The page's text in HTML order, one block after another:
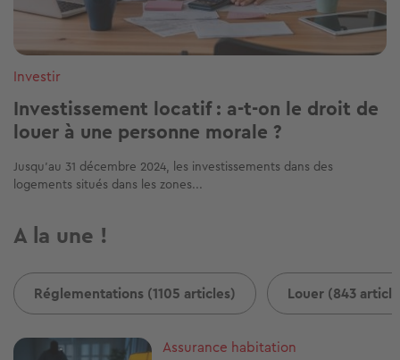
Investir
Investissement locatif : a-t-on le droit de
louer à une personne morale ?
Jusqu’au 31 décembre 2024, les investissements dans des
logements situés dans les zones...
A la une !
Réglementations (1105 articles) Louer (843
Image
Assurance habitation